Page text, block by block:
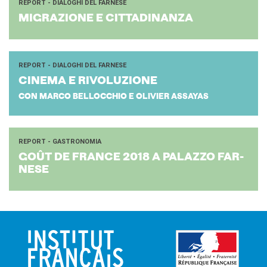
REPORT - DIALOGHI DEL FARNESE
MI­GRA­ZIO­NE E CIT­TA­DI­NAN­ZA
REPORT - DIALOGHI DEL FARNESE
CI­NE­MA E RI­VO­LU­ZIO­NE
CON MARCO BELLOCCHIO E OLIVIER ASSAYAS
REPORT - GASTRONOMIA
GOÛT DE FRAN­CE 2018 A PA­LAZ­ZO FAR­
NE­SE